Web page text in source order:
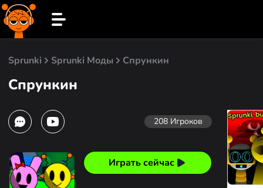
Sprunki Sprunki Моды Спрункин
Спрункин
208 Игроков
Играть сейчас